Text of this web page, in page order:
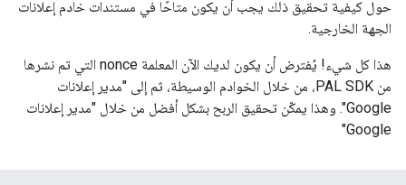
حول كيفية تحقيق ذلك يجب أن يكون متاحًا في مستندات خادم إعلانات
الجهة الخارجية.
هذا كل شيء! يُفترض أن يكون لديك الآن المعلمة nonce التي تم نشرها
من PAL SDK، من خلال الخوادم الوسيطة، ثم إلى "مدير إعلانات
Google". وهذا يمكّن تحقيق الربح بشكل أفضل من خلال "مدير إعلانات
Google"